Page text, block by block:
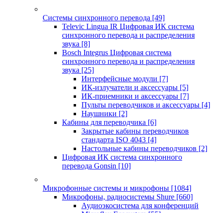
Системы синхронного перевода [49]
Televic Lingua IR Цифровая ИК система
синхронного перевода и распределения
звука [8]
Bosch Integrus Цифровая система
синхронного перевода и распределения
звука [25]
Интерфейсные модули [7]
ИК-излучатели и аксессуары [5]
ИК-приемники и аксессуары [7]
Пульты переводчиков и аксессуары [4]
Наушники [2]
Кабины для переводчика [6]
Закрытые кабины переводчиков
стандарта ISO 4043 [4]
Настольные кабины переводчиков [2]
Цифровая ИК система синхронного
перевода Gonsin [10]
Микрофонные системы и микрофоны [1084]
Микрофоны, радиосистемы Shure [660]
Аудиоэкосистема для конференций